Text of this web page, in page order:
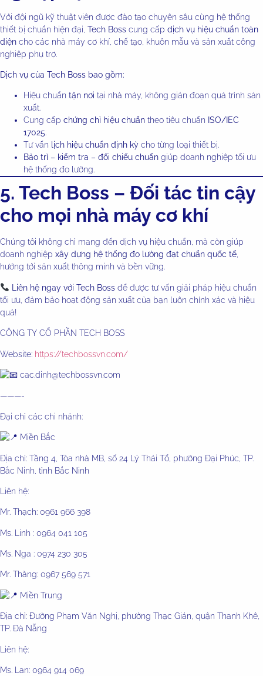
Với đội ngũ kỹ thuật viên được đào tạo chuyên sâu cùng hệ thống
thiết bị chuẩn hiện đại, Tech Boss cung cấp dịch vụ hiệu chuẩn toàn
diện cho các nhà máy cơ khí, chế tạo, khuôn mẫu và sản xuất công
nghiệp phụ trợ.
Dịch vụ của Tech Boss bao gồm:
Hiệu chuẩn tận nơi tại nhà máy, không gián đoạn quá trình sản
xuất.
Cung cấp chứng chỉ hiệu chuẩn theo tiêu chuẩn ISO/IEC
17025.
Tư vấn lịch hiệu chuẩn định kỳ cho từng loại thiết bị.
Bảo trì – kiểm tra – đối chiếu chuẩn giúp doanh nghiệp tối ưu
hệ thống đo lường.
5. Tech Boss – Đối tác tin cậy
cho mọi nhà máy cơ khí
Chúng tôi không chỉ mang đến dịch vụ hiệu chuẩn, mà còn giúp
doanh nghiệp xây dựng hệ thống đo lường đạt chuẩn quốc tế,
hướng tới sản xuất thông minh và bền vững.
Liên hệ ngay với Tech Bossđể được tư vấn giải pháp hiệu chuẩn
tối ưu, đảm bảo hoạt động sản xuất của bạn luôn chính xác và hiệu
quả!
CÔNG TY CỔ PHẦN TECH BOSS
Website: https://techbossvn.com/
cac.dinh@techbossvn.com
———-
Đại chỉ các chi nhánh:
Miền Bắc
Địa chỉ: Tầng 4, Tòa nhà MB, số 24 Lý Thái Tổ, phường Đại Phúc, TP.
Bắc Ninh, tỉnh Bắc Ninh
Liên hệ:
Mr. Thạch: 0961 966 398
Ms. Linh : 0964 041 105
Ms. Nga : 0974 230 305
Mr. Thăng: 0967 569 571
Miền Trung
Địa chỉ: Đường Phạm Văn Nghị, phường Thạc Gián, quận Thanh Khê,
TP. Đà Nẵng
Liên hệ:
Ms. Lan: 0964 914 069